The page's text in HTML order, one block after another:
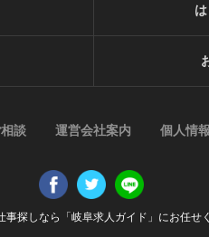
事探しなら「岐阜求人ガイド」にお任せ
談 運営会社案内 個人情